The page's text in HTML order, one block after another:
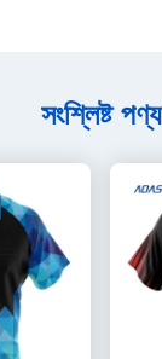
সংশ্লিষ্ট পণ্য